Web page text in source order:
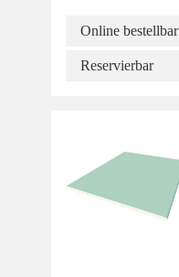
Online bestellbar
Reservierbar